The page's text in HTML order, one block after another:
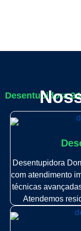
Desentupidora
Desentupidora
com atendimento
técnicas
Atendemos